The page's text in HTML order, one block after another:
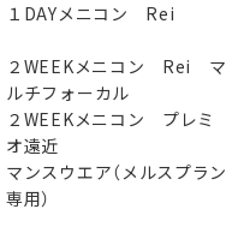
１DAYメニコン Rei
２WEEKメニコン Rei マ
ルチフォーカル
２WEEKメニコン プレミ
オ遠近
マンスウエア（メルスプラン
専用）